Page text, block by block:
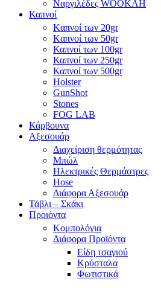
Ναργιλέδες WOOKAH
Καπνοί
Kαπνοί των 20gr
Kαπνοί των 50gr
Καπνοί των 100gr
Καπνοί των 250gr
Καπνοί των 500gr
Holster
GunShot
Stones
FOG LAB
Κάρβουνα
Αξεσουάρ
Διαχείριση θερμότητας
Μπώλ
Ηλεκτρικές Θερμάστρες
Hose
Διάφορα Αξεσουάρ
Τάβλι – Σκάκι
Προιόντα
Κομπολόγια
Διάφορα Προϊόντα
Είδη τσαγιού
Κρύσταλα
Φωτιστικά